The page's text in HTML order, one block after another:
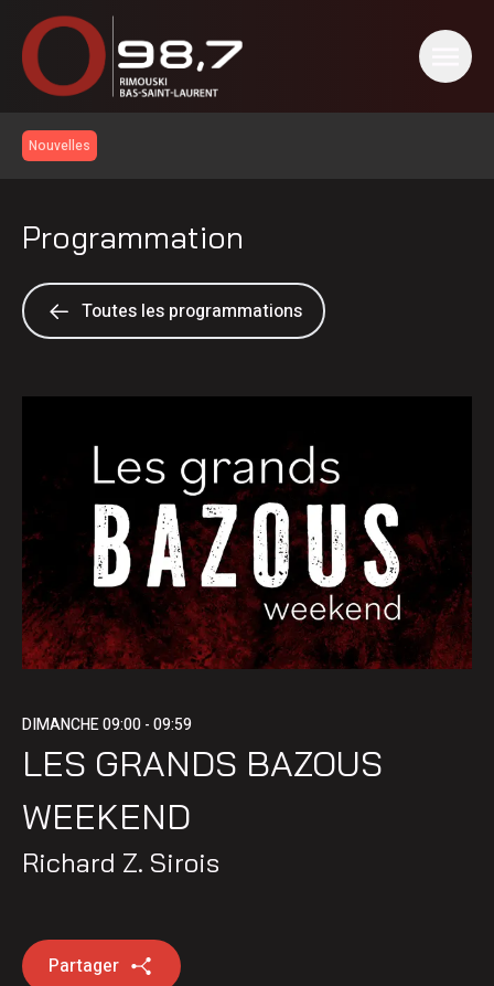
Nouvelles
Programmation
Toutes les programmations
DIMANCHE09:00 - 09:59
LES GRANDS BAZOUS
WEEKEND
Richard Z. Sirois
Partager